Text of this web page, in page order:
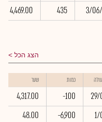
3/
435
4,469.00
הצג הכל
כמות שער
-100
4,317.00
-6,900
48.00